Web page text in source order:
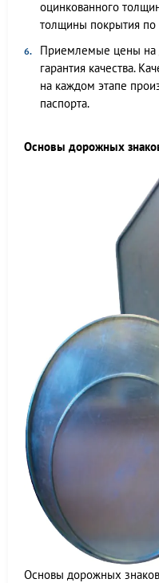
оцинкованного
толщины покрытия
Приемлемые цены на
гарантия качества.
на каждом этапе
паспорта.
Основы дорожных
Основы дорожных